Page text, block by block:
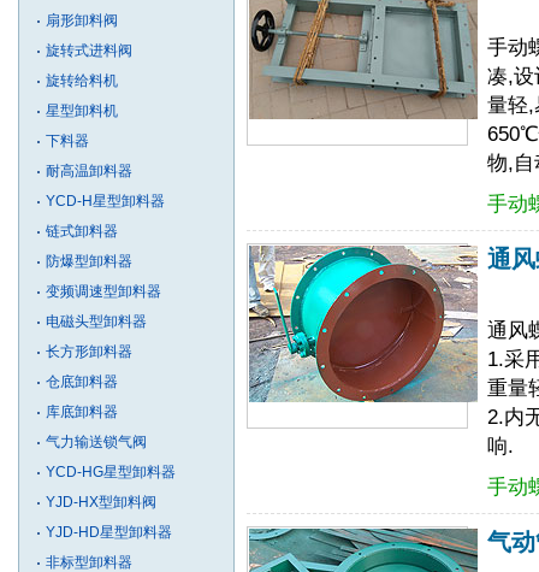
扇形卸料阀
旋转式进料阀
旋转给料机
星型卸料机
下料器
耐高温卸料器
YCD-H星型卸料器
链式卸料器
防爆型卸料器
变频调速型卸料器
电磁头型卸料器
长方形卸料器
仓底卸料器
库底卸料器
气力输送锁气阀
YCD-HG星型卸料器
YJD-HX型卸料阀
YJD-HD星型卸料器
非标型卸料器
手动
凑,设
量轻,
650℃
物,自
手动
通
通风
1.采
重量
2.内
响.
手动
气